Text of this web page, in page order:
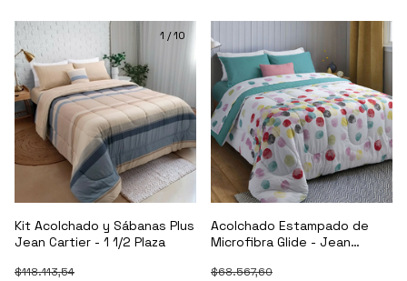
1 /10
Kit Acolchado y Sábanas Plus
Jean Cartier - 1 1/2 Plaza
$118.113,54
Acolchado Estampado de
Microfibra Glide - Jean
$68.567,60